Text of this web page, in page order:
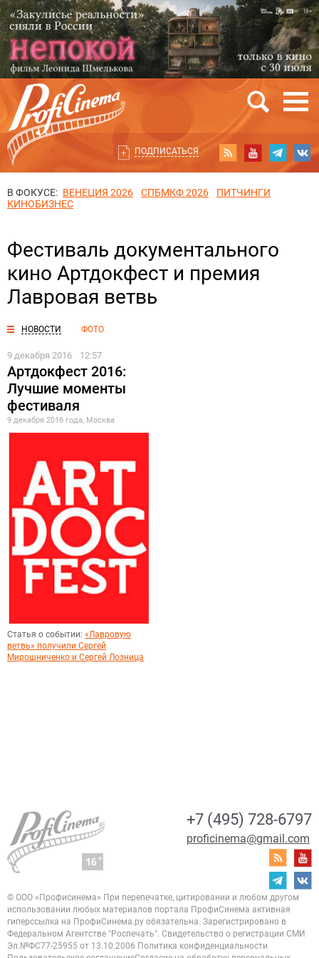
ПОДПИСАТЬСЯ
В ФОКУСЕ: ВЕНЕЦИЯ 2026 СПБМКФ 2026
ПИТЧИНГИ
КИНОБИЗНЕС
Фестиваль документального
кино Артдокфест и премия
Лавровая ветвь
НОВОСТИ ФОТО
9 декабря 2016 12:57
Артдокфест 2016:
Лучшие моменты
фестиваля
9 декабря 2016 года, Москва
Статья о событии: «Лавровую
ветвь» получили Сергей
Мирошниченко и Сергей Лозница
+7 (495) 728-6797
proficinema@gmail.com
© ООО «Профисинема» При перепечатке, цитировании и любом другом
использовании любых материалов портала ПрофиСинема активная
гиперссылка на ПрофиСинема.ру обязательна. Зарегистрировано в
Федеральном Агентстве "Роспечать". Свидетельство о регистрации СМИ
Эл.№ФС77-25955 от 13.10.2006 Политика конфиденциальности